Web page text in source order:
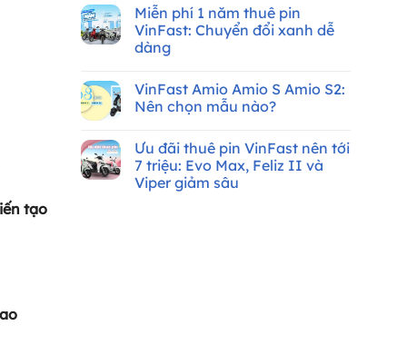
tạo
VinFast
cho
sinh
viên
điện
VinFast
thuê
pin
lái:
Ưu
đãi
triệu
đồng
bình
luận
ở
Green
Summer
VinFast
Ecoxe
tại
Miễn phí 1 năm thuê pin
VinFast: Chuyển đổi xanh dễ
dàng
bình
luận
ở
1
năm
thuê
pin
VinFast:
VinFast Amio Amio S Amio S2:
Nên chọn mẫu nào?
bình
luận
ở
VinFast
Amio
Ưu đãi thuê pin VinFast nên tới
7 triệu: Evo Max, Feliz II và
Viper giảm sâu